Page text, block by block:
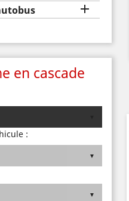

en cascade
: